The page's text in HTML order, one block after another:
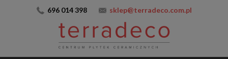
696 014 398 sklep@terradeco.com.pl